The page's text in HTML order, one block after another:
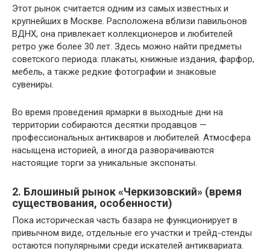
Этот рынок считается одним из самых известных и
крупнейших в Москве. Расположена вблизи павильонов
ВДНХ, она привлекает коллекционеров и любителей
ретро уже более 30 лет. Здесь можно найти предметы
советского периода: плакаты, книжные издания, фарфор,
мебель, а также редкие фотографии и знаковые
сувениры.
Во время проведения ярмарки в выходные дни на
территории собираются десятки продавцов —
профессиональных антикваров и любителей. Атмосфера
насыщена историей, а иногда разворачиваются
настоящие торги за уникальные экспонаты.
2. Блошиный рынок «Черкизовский» (время
существования, особенности)
Пока историческая часть базара не функционирует в
привычном виде, отдельные его участки и трейд-стенды
остаются популярными среди искателей антиквариата.